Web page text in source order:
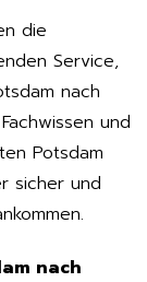
die
Service,
nach
und
Potsdam
sicher und
nach